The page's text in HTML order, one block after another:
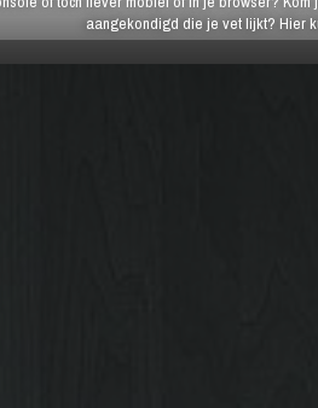
aangekondigd die je vet lijkt? Hier